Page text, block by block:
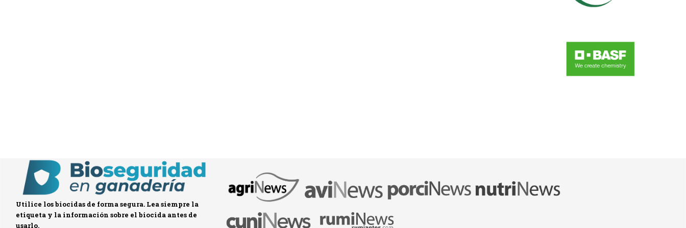
Utilice los biocidas de forma segura. Lea siempre la
etiqueta y la información sobre el biocida antes de
usarlo.